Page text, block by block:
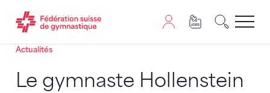
Passer au contenu
Naviguer vers le plan du siten
JavaScript est nécessaire pour naviguer sur ce site.
Actualités
Le gymnaste Hollenstein